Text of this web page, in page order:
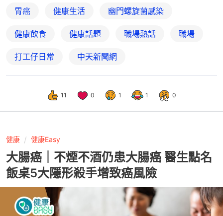
胃癌 健康生活 幽門螺旋菌感染
健康飲食 健康話題 職場熱話 職場
打工仔日常 中天新聞網
11 0 1 1 0
健康 健康Easy
大腸癌｜不煙不酒仍患大腸癌 醫生點名
飯桌5大隱形殺手增致癌風險